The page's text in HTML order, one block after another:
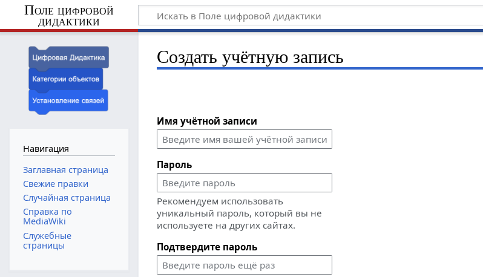
Поле цифровой
дидактики
Создать учётную запись
Имя учётной записи
Пароль
Рекомендуем использовать
уникальный пароль, который вы не
используете на других сайтах.
Подтвердите пароль
Навигация
Заглавная страница
Свежие правки
Случайная страница
Справка по
MediaWiki
Служебные
страницы